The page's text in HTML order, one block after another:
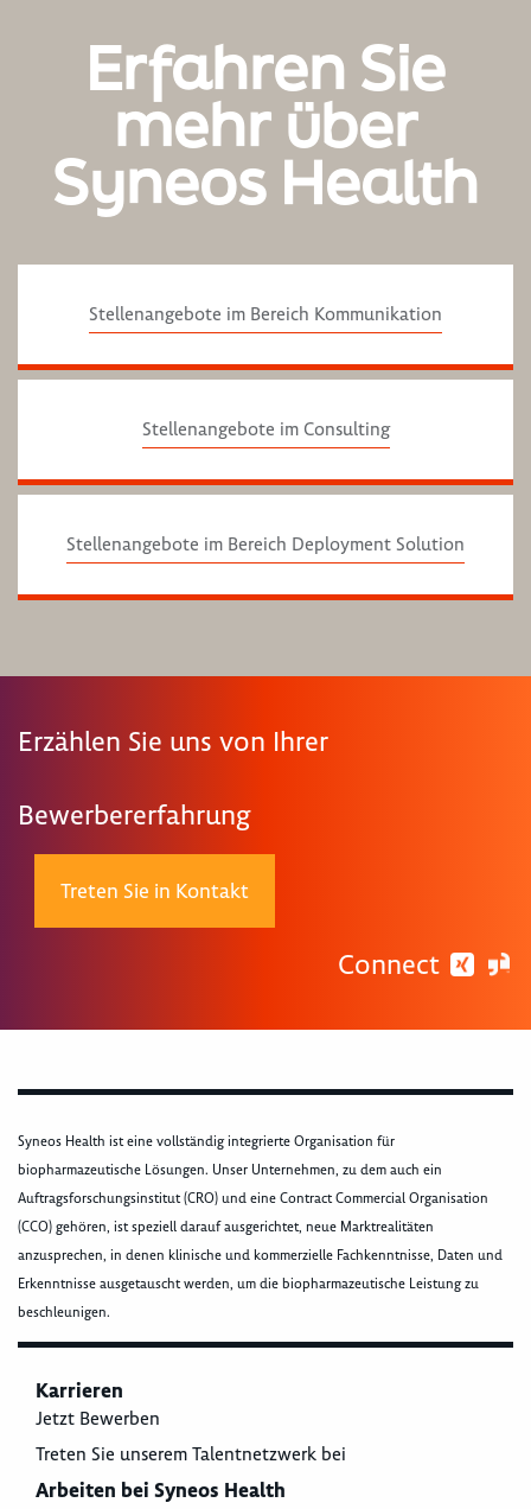
Erfahren Sie
mehr über
Syneos Health
Stellenangebote im Bereich Kommunikation
Stellenangebote im Consulting
Stellenangebote im Bereich Deployment Solution
Erzählen Sie uns von Ihrer
Bewerbererfahrung
Treten Sie in Kontakt
Connect
Syneos Health ist eine vollständig integrierte Organisation für
biopharmazeutische Lösungen. Unser Unternehmen, zu dem auch ein
Auftragsforschungsinstitut (CRO) und eine Contract Commercial Organisation
(CCO) gehören, ist speziell darauf ausgerichtet, neue Marktrealitäten
anzusprechen, in denen klinische und kommerzielle Fachkenntnisse, Daten und
Erkenntnisse ausgetauscht werden, um die biopharmazeutische Leistung zu
beschleunigen.
Karrieren
Jetzt Bewerben
Treten Sie unserem Talentnetzwerk bei
Arbeiten bei Syneos Health